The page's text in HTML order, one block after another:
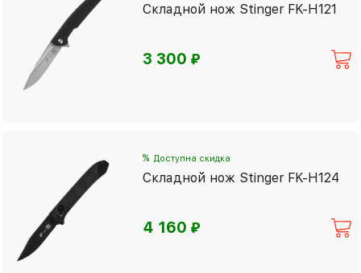
Складной нож Stinger FK-H121
3 300⃏
% Доступна скидка
Складной нож Stinger FK-H124
4 160⃏